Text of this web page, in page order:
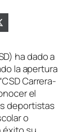
Compartir
en
X
(Twitter)
ha dado a
la apertura
Carrera-
el
deportistas
o